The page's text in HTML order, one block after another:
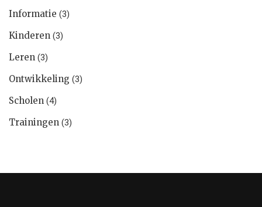
Informatie (3)
Kinderen (3)
Leren (3)
Ontwikkeling (3)
Scholen (4)
Trainingen (3)